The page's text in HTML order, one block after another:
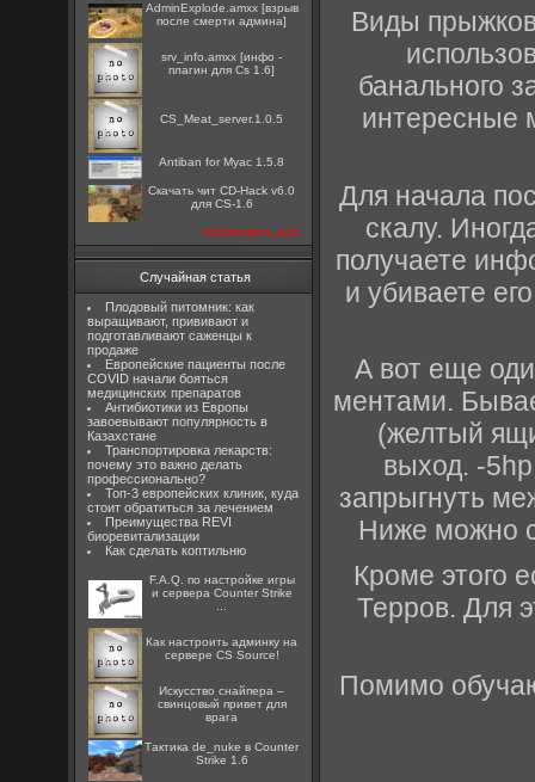
AdminExplode.amxx [взрыв
после смерти админа]
srv_info.amxx [инфо -
плагин для Cs 1.6]
CS_Meat_server.1.0.5
Antiban for Myac 1.5.8
Скачать чит CD-Hack v6.0
для CS-1.6
посмотреть все
Случайная статья
Плодовый питомник: как
выращивают, прививают и
подготавливают саженцы к
продаже
Европейские пациенты после
COVID начали бояться
медицинских препаратов
Антибиотики из Европы
завоевывают популярность в
Казахстане
Транспортировка лекарств:
почему это важно делать
профессионально?
Топ-3 европейских клиник, куда
стоит обратиться за лечением
Преимущества REVI
биоревитализации
Как сделать коптильню
F.A.Q. по настройке игры
и сервера Counter Strike
Как настроить админку на
сервере CS Source!
Искусство снайпера –
свинцовый привет для
врага
Тактика de_nuke в Counter
Strike 1.6
Виды
банального
интересные
Для начала
скалу.
получаете
и убиваете
А вот еще
ментами.
(желтый
выход. -
запрыгнуть
Ниже можно
Кроме этого
Терров. Для
Помимо